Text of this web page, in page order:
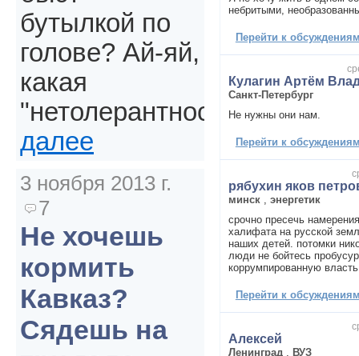
небритыми,
Перейти к
Кулагин Артём
Санкт-Петербург
Не нужны они нам.
Перейти к
рябухин яков
минск
энергетик
срочно пресечь
халифата на русской
наших детей. потомки
люди не бойтесь
коррумпированную
Перейти к
Алексей
Ленинград
ВУЗ
бутылкой по
голове? Ай-яй,
какая
"нетолерантность".
далее
3 ноября 2013 г.
7
Не хочешь
кормить
Кавказ?
Сядешь на